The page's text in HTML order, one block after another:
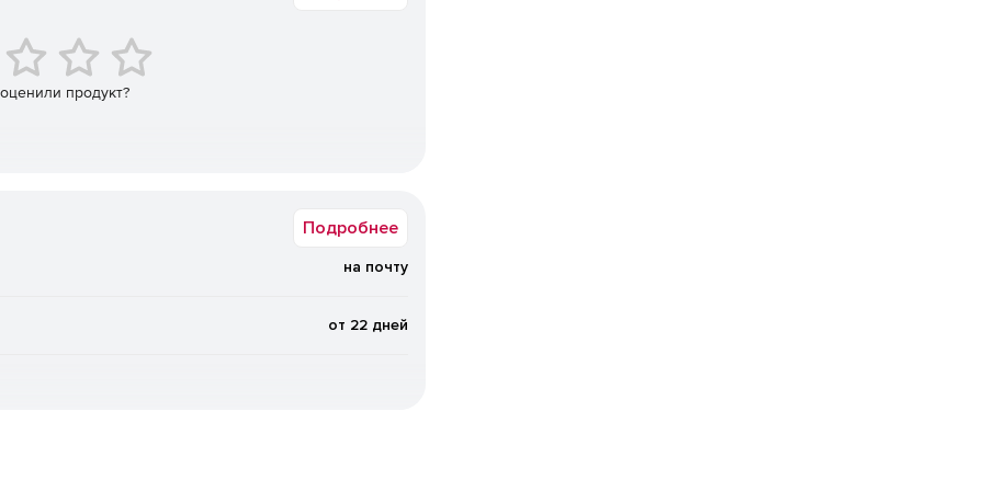
текста; добавление и изменение изображений,
карандашом, маркером строк или области;
продукт?
Подробнее
на почту
от 22 дней